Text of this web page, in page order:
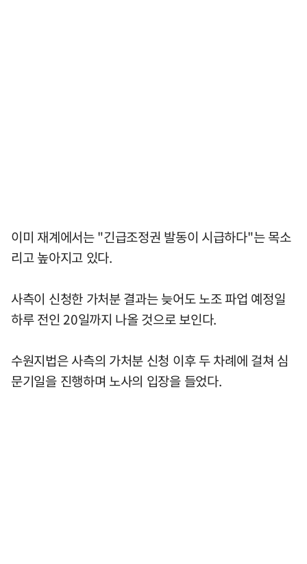
이미 재계에서는 "긴급조정권 발동이 시급하다"는 목소
리고 높아지고 있다.
사측이 신청한 가처분 결과는 늦어도 노조 파업 예정일
하루 전인 20일까지 나올 것으로 보인다.
수원지법은 사측의 가처분 신청 이후 두 차례에 걸쳐 심
문기일을 진행하며 노사의 입장을 들었다.